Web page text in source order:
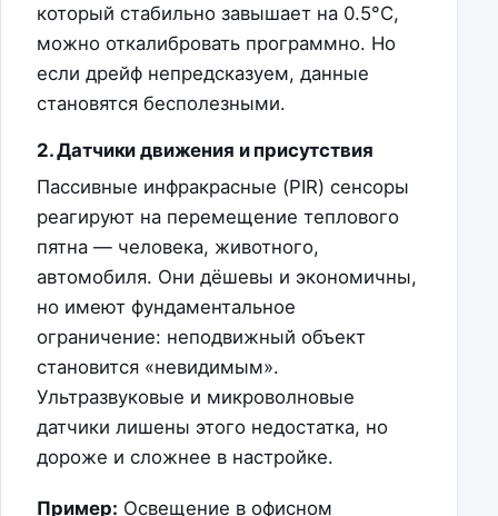
который стабильно завышает на 0.5°C,
можно откалибровать программно. Но
если дрейф непредсказуем, данные
становятся бесполезными.
2. Датчики движения и присутствия
Пассивные инфракрасные (PIR) сенсоры
реагируют на перемещение теплового
пятна — человека, животного,
автомобиля. Они дёшевы и экономичны,
но имеют фундаментальное
ограничение: неподвижный объект
становится «невидимым».
Ультразвуковые и микроволновые
датчики лишены этого недостатка, но
дороже и сложнее в настройке.
Пример: Освещение в офисном